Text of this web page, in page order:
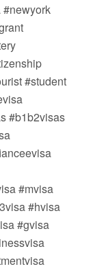
#student
#b1b2visas
#mvisa
#hvisa
#gvisa